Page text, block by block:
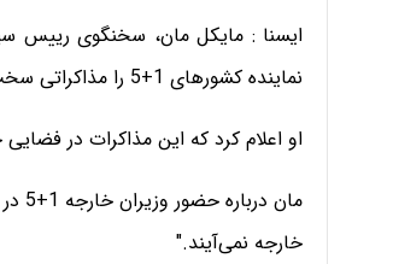
ایسنا : مایکل مان، سخنگوی رییس
نماینده کشورهای 1+5 را مذاکراتی سخت، اساسی و مفصل توصیف کرد.
او اعلام کرد که این مذاکرات در
خارجه نمی‌آیند."